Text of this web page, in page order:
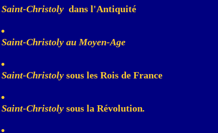
Saint-Christoly dans l'Antiquité
Saint-Christoly au Moyen-Age
Saint-Christoly sous les Rois de France
Saint-Christoly sous la Révolution.